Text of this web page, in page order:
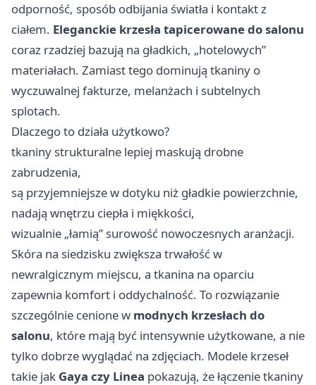
odporność, sposób odbijania światła i kontakt z
ciałem. Eleganckie krzesła tapicerowane do salonu
coraz rzadziej bazują na gładkich, „hotelowych”
materiałach. Zamiast tego dominują tkaniny o
wyczuwalnej fakturze, melanżach i subtelnych
splotach.
Dlaczego to działa użytkowo?
tkaniny strukturalne lepiej maskują drobne
zabrudzenia,
są przyjemniejsze w dotyku niż gładkie powierzchnie,
nadają wnętrzu ciepła i miękkości,
wizualnie „łamią” surowość nowoczesnych aranżacji.
Skóra na siedzisku zwiększa trwałość w
newralgicznym miejscu, a tkanina na oparciu
zapewnia komfort i oddychalność. To rozwiązanie
szczególnie cenione w modnych krzesłach do
salonu, które mają być intensywnie użytkowane, a nie
tylko dobrze wyglądać na zdjęciach. Modele krzeseł
takie jak Gaya czy Linea pokazują, że łączenie tkaniny